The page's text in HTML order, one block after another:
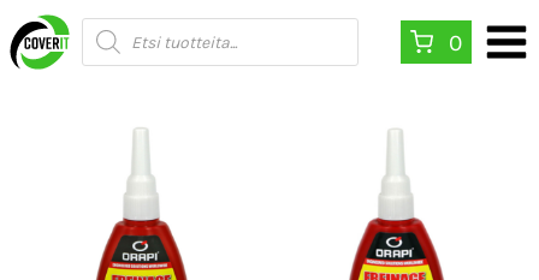
Siirry
sisältöön
Products
search
0